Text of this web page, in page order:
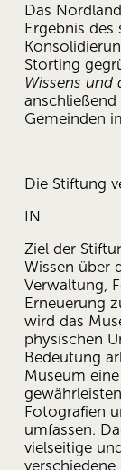
Das
Ergebnis
Storting
Wissens und
Gemeinden
Die Stiftung
IN
Ziel der
Wissen über
Verwaltung,
Erneuerung
wird das
physischen
Bedeutung
Museum
Fotografien
umfassen.
vielseitige